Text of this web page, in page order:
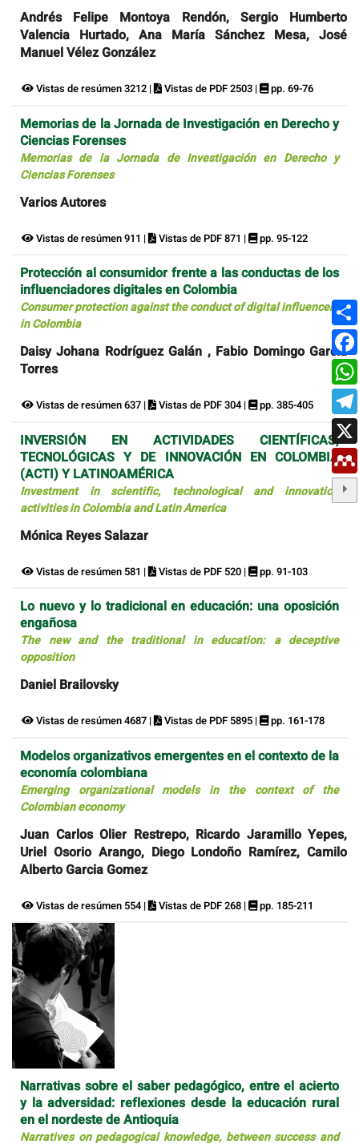
Andrés Felipe Montoya Rendón, Sergio Humberto
Valencia Hurtado, Ana María Sánchez Mesa, José
Manuel Vélez González
Vistas de resúmen 3212 | Vistas de PDF 2503 | pp. 69-76
Memorias de la Jornada de Investigación en Derecho y
Ciencias Forenses
Memorias de la Jornada de Investigación en Derecho y
Ciencias Forenses
Varios Autores
Vistas de resúmen 911 | Vistas de PDF 871 | pp. 95-122
Protección al consumidor frente a las conductas de los
influenciadores digitales en Colombia
Consumer protection against the conduct of digital influencers
in Colombia
Daisy Johana Rodríguez Galán , Fabio Domingo García
Torres
Vistas de resúmen 637 | Vistas de PDF 304 | pp. 385-405
INVERSIÓN EN ACTIVIDADES CIENTÍFICAS,
TECNOLÓGICAS Y DE INNOVACIÓN EN COLOMBIA
(ACTI) Y LATINOAMÉRICA
Investment in scientific, technological and innovation
activities in Colombia and Latin America
Mónica Reyes Salazar
Vistas de resúmen 581 | Vistas de PDF 520 | pp. 91-103
Lo nuevo y lo tradicional en educación: una oposición
engañosa
The new and the traditional in education: a deceptive
opposition
Daniel Brailovsky
Vistas de resúmen 4687 | Vistas de PDF 5895 | pp. 161-178
Modelos organizativos emergentes en el contexto de la
economía colombiana
Emerging organizational models in the context of the
Colombian economy
Juan Carlos Olier Restrepo, Ricardo Jaramillo Yepes,
Uriel Osorio Arango, Diego Londoño Ramírez, Camilo
Alberto Garcia Gomez
Vistas de resúmen 554 | Vistas de PDF 268 | pp. 185-211
Narrativas sobre el saber pedagógico, entre el acierto
y la adversidad: reflexiones desde la educación rural
en el nordeste de Antioquia
Narratives on pedagogical knowledge, between success and